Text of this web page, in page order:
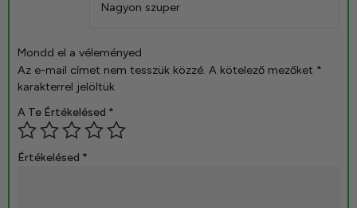
Nagyon szuper
Mondd el a véleményed
Az e-mail címet nem tesszük közzé. A kötelező mezőket *
karakterrel jelöltük
A Te Értékelésed *
Értékelésed *